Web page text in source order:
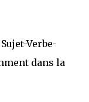
Verbe-
dans la